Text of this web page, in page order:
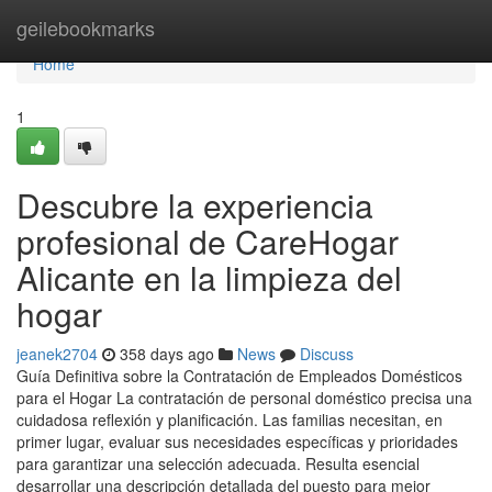
geilebookmarks
Home
Home
1
Descubre la experiencia
profesional de CareHogar
Alicante en la limpieza del
hogar
jeanek2704 358 days ago News
Discuss
Guía Definitiva sobre la Contratación de Empleados Domésticos
para el Hogar La contratación de personal doméstico precisa una
cuidadosa reflexión y planificación. Las familias necesitan, en
primer lugar, evaluar sus necesidades específicas y prioridades
para garantizar una selección adecuada. Resulta esencial
desarrollar una descripción detallada del puesto para mejor